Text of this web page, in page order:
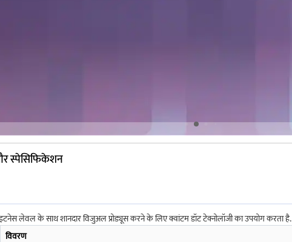
स्पेसिफिकेशन
लेवल के साथ शानदार विजुअल प्रोड्यूस करने के लिए क्वांटम डॉट टेक्नोलॉजी का उपयोग करता है.
विवरण